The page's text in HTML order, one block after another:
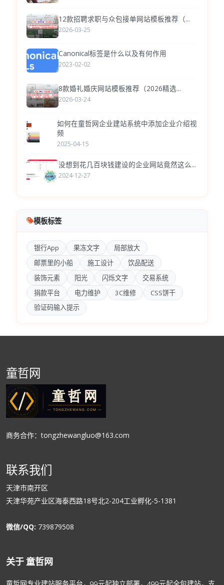
12款招聘求职与众包接单网站模板推荐（...
2026-03-25
Canonical标签是什么以及有何作用
2023-02-02
8款婚礼婚庆网站模板推荐（2026精选...
2026-03-24
如何在童哲网企业建站系统中添加企业介绍视
频
2025-04-15
没想到花几百块钱建设的企业网站竟然这么...
2024-12-27
模板标签
银行App 果冻文字
局部放大
邮票里的小船
施工设计
饮品配送
装饰元素
阳光 闪烁文字
交易系统
捐款平台
电力维护 3C维修
CSS饼干
验证码输入提示
童哲网
商务合作：tongzhewangluo@163.com
联系我们
天津市南开区
天津华苑产业区海泰西路18号北2-204工业孵化-5-1381
微信/QQ: 739879508
关于 童哲网
童哲网专业建站服务平台，99元起独立部署，499元起全包建站，支